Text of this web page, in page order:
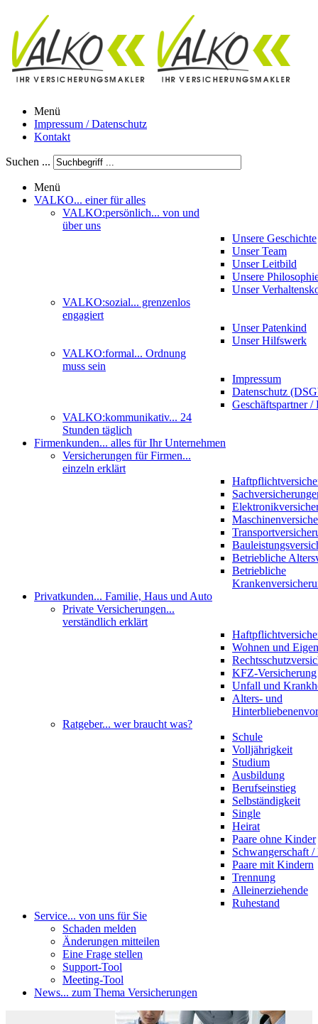
Menü
Impressum / Datenschutz
Kontakt
Suchen ...
Menü
VALKO... einer für alles
VALKO:persönlich... von und
über uns
Unsere Geschichte
Unser Team
Unser Leitbild
Unsere
Unser
VALKO:sozial... grenzenlos
engagiert
Unser Patenkind
Unser Hilfswerk
VALKO:formal... Ordnung
muss sein
Impressum
Datenschutz
Geschäftspartner /
VALKO:kommunikativ... 24
Stunden täglich
Firmenkunden... alles für Ihr Unternehmen
Versicherungen für Firmen...
einzeln erklärt
Betriebliche
Betriebliche
Privatkunden... Familie, Haus und Auto
Private Versicherungen...
verständlich erklärt
Wohnen und
KFZ-Versicherung
Unfall und
Alters- und
Ratgeber... wer braucht was?
Schule
Volljährigkeit
Studium
Ausbildung
Berufseinstieg
Selbständigkeit
Single
Heirat
Paare ohne Kinder
Schwangerschaft
Paare mit Kindern
Trennung
Alleinerziehende
Ruhestand
Service... von uns für Sie
Schaden melden
Änderungen mitteilen
Eine Frage stellen
Support-Tool
Meeting-Tool
News... zum Thema Versicherungen